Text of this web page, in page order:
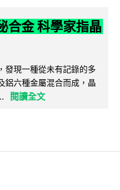
合金 科學家指晶
發現一種從未有記錄的多
鋁六種金屬混合而成，晶
閱讀全文